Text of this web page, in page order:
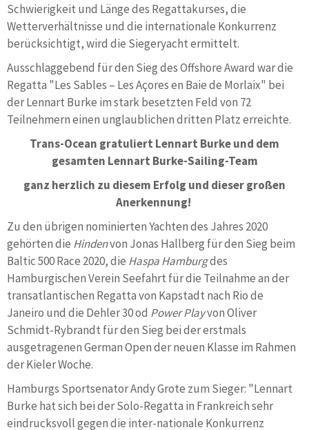
Schwierigkeit und Länge des Regattakurses, die
Wetterverhältnisse und die internationale Konkurrenz
berücksichtigt, wird die Siegeryacht ermittelt.
Ausschlaggebend für den Sieg des Offshore Award war die
Regatta "Les Sables – Les Açores en Baie de Morlaix" bei
der Lennart Burke im stark besetzten Feld von 72
Teilnehmern einen unglaublichen dritten Platz erreichte.
Trans-Ocean gratuliert Lennart Burke und dem
gesamten Lennart Burke-Sailing-Team
ganz herzlich zu diesem Erfolg und dieser großen
Anerkennung!
Zu den übrigen nominierten Yachten des Jahres 2020
gehörten die Hindenvon Jonas Hallberg für den Sieg beim
Baltic 500 Race 2020, die Haspa Hamburgdes
Hamburgischen Verein Seefahrt für die Teilnahme an der
transatlantischen Regatta von Kapstadt nach Rio de
Janeiro und die Dehler 30 od Power Playvon Oliver
Schmidt-Rybrandt für den Sieg bei der erstmals
ausgetragenen German Open der neuen Klasse im Rahmen
der Kieler Woche.
Hamburgs Sportsenator Andy Grote zum Sieger: "Lennart
Burke hat sich bei der Solo-Regatta in Frankreich sehr
eindrucksvoll gegen die inter-nationale Konkurrenz